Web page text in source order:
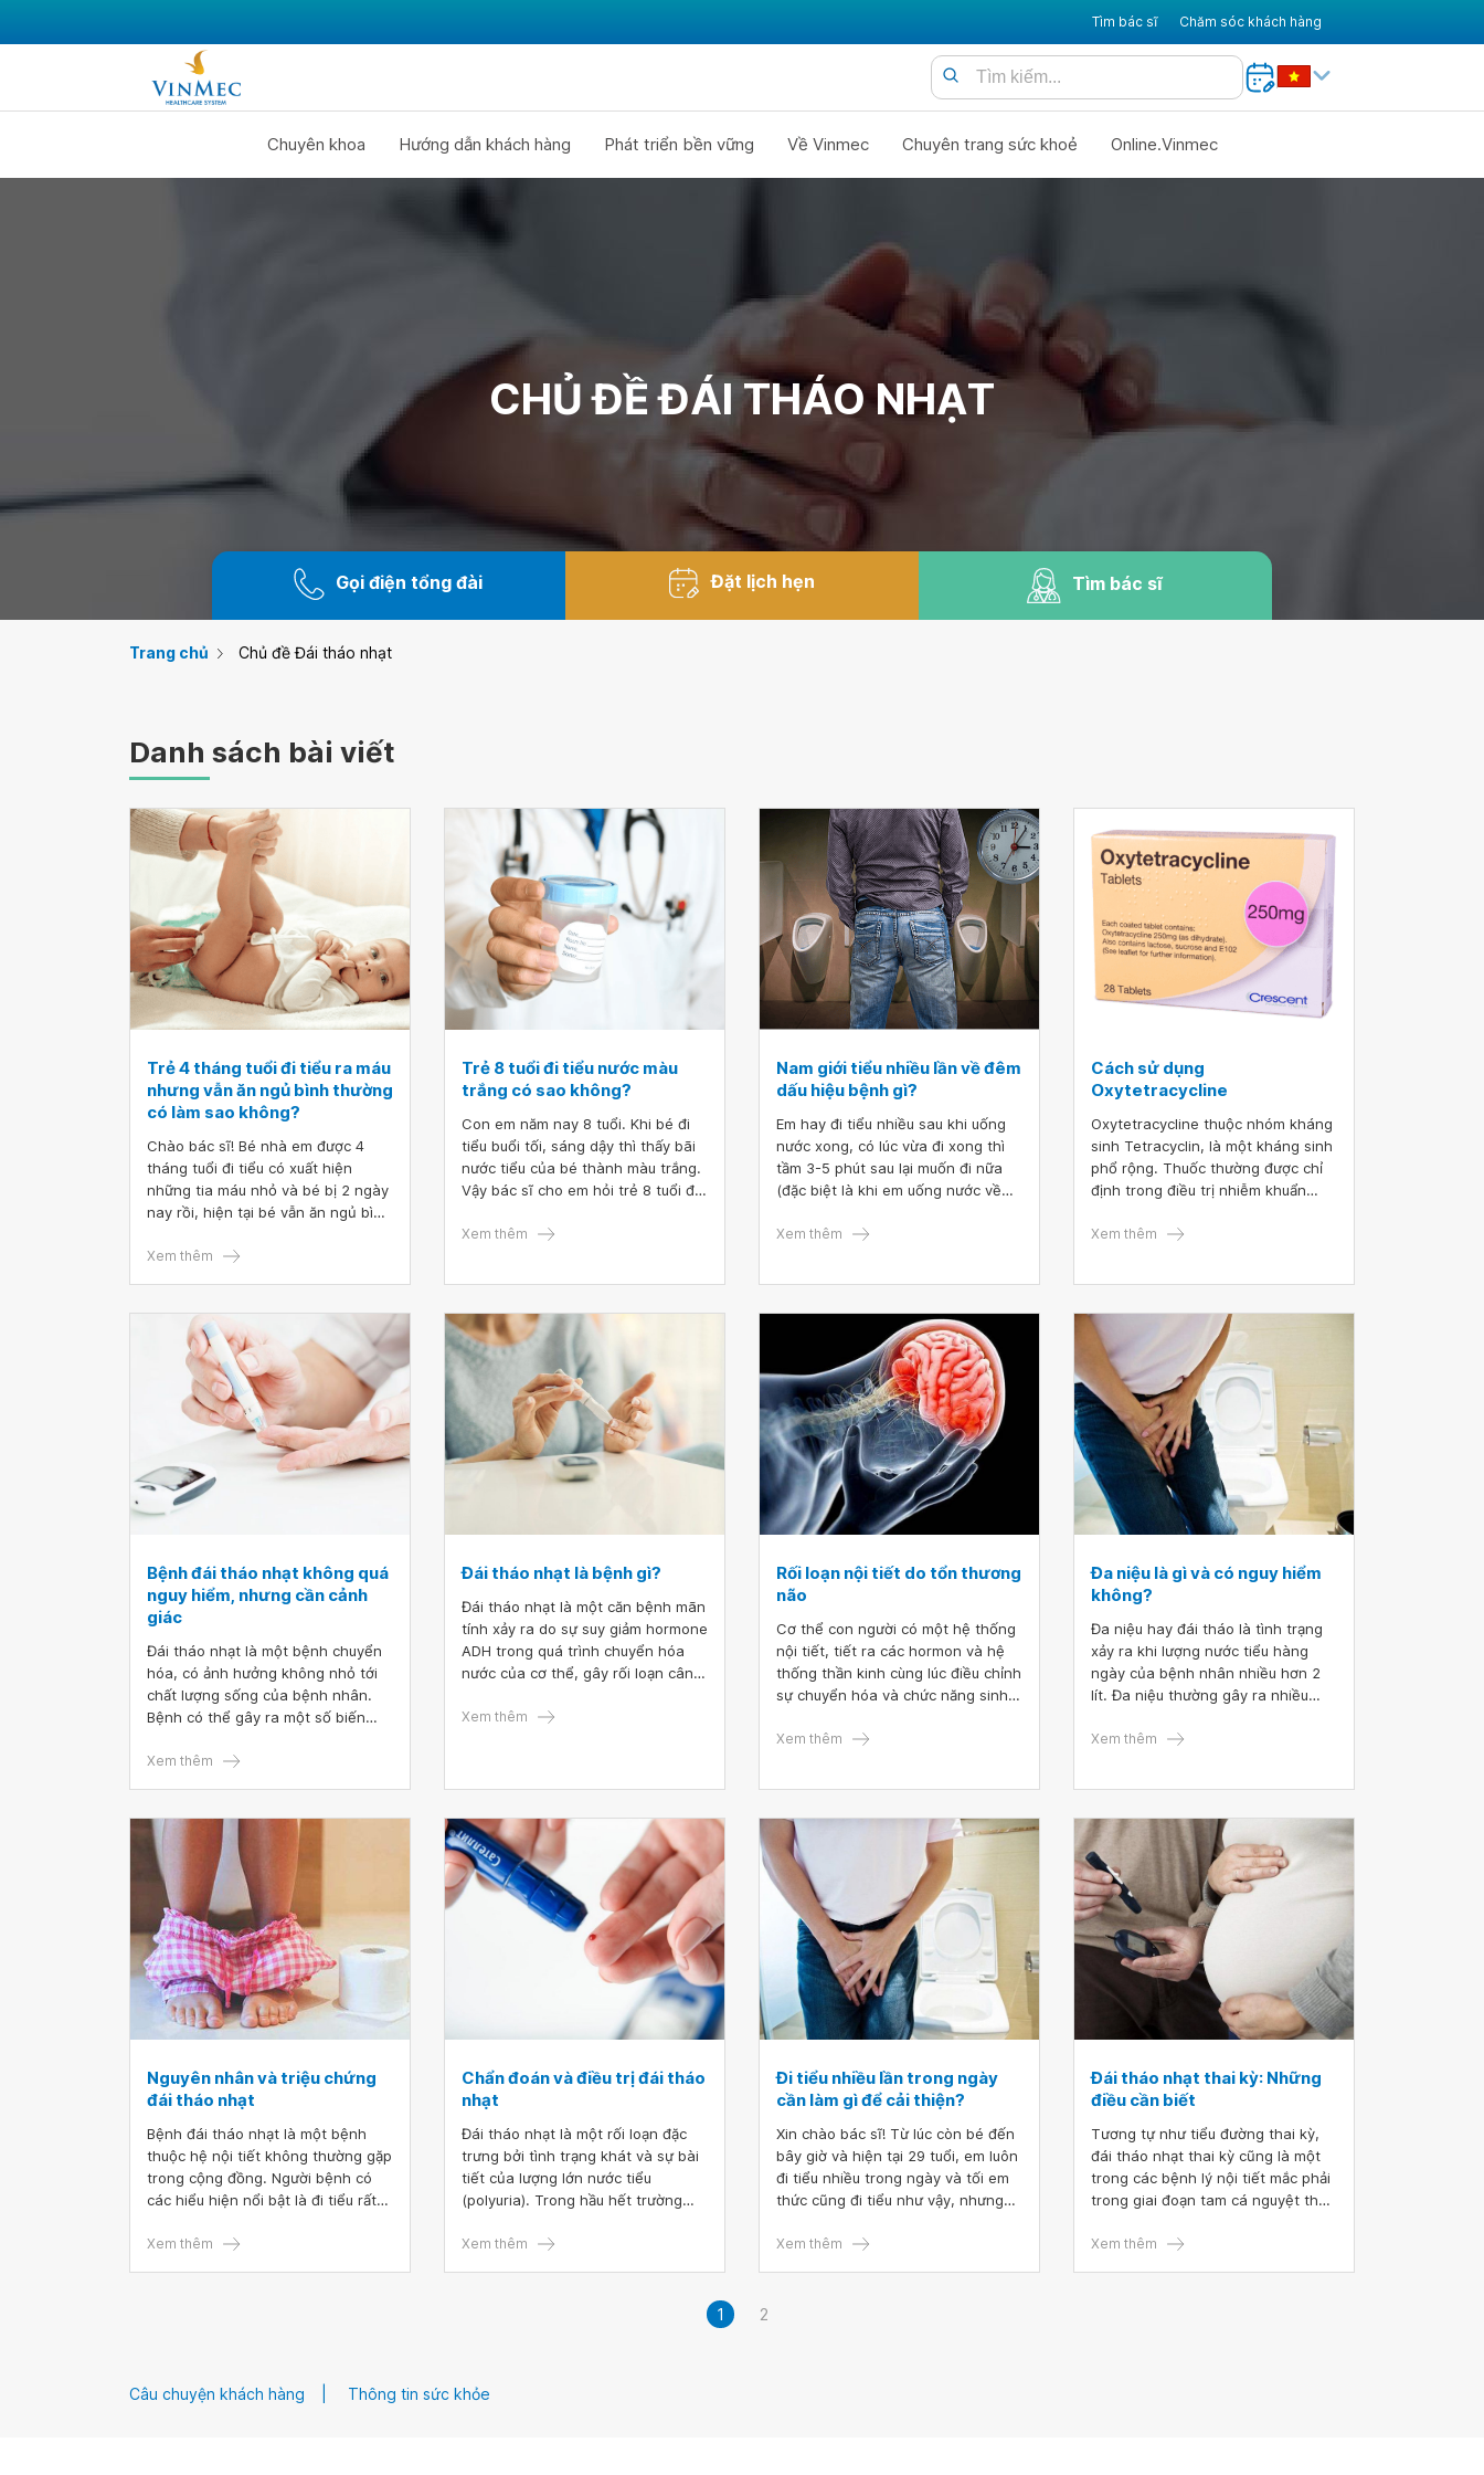
Tìm bác sĩ Chăm sóc khách hàng
Chuyên khoa Hướng dẫn khách hàng Phát triển bền vững Về Vinmec Chuyên trang sức khoẻ Online.Vinmec
CHỦ ĐỀ ĐÁI THÁO NHẠT
Gọi điện tổng đài Đặt lịch hẹn Tìm bác sĩ
Trang chủ Chủ đề Đái tháo nhạt
Danh sách bài viết
Trẻ 4 tháng tuổi đi tiểu ra máu
nhưng vẫn ăn ngủ bình thường
có làm sao không?
Chào bác sĩ! Bé nhà em được 4
tháng tuổi đi tiểu có xuất hiện
những tia máu nhỏ và bé bị 2 ngày
nay rồi, hiện tại bé vẫn ăn ngủ bình
4 tháng tuổi đi tiểu ra máu nhưng
đáp. Em xin chân thành cảm ơn!
Xem thêm
Trẻ 8 tuổi đi tiểu nước màu
trắng có sao không?
Con em năm nay 8 tuổi. Khi bé đi
tiểu buổi tối, sáng dậy thì thấy bãi
nước tiểu của bé thành màu trắng.
Vậy bác sĩ cho em hỏi trẻ 8 tuổi đi
Xem thêm
Nam giới tiểu nhiều lần về đêm
dấu hiệu bệnh gì?
Em hay đi tiểu nhiều sau khi uống
nước xong, có lúc vừa đi xong thì
tầm 3-5 phút sau lại muốn đi nữa
(đặc biệt là khi em uống nước về
Bác sĩ cho em hỏi nam giới tiểu
Xem thêm
Cách sử dụng
Oxytetracycline
Oxytetracycline thuộc nhóm kháng
sinh Tetracyclin, là một kháng sinh
phổ rộng. Thuốc thường được chỉ
định trong điều trị nhiễm khuẩn
xác định vi khuẩn còn nhạy cảm với
Xem thêm
Bệnh đái tháo nhạt không quá
nguy hiểm, nhưng cần cảnh
giác
Đái tháo nhạt là một bệnh chuyển
hóa, có ảnh hưởng không nhỏ tới
chất lượng sống của bệnh nhân.
Bệnh có thể gây ra một số biến
loạn co thắt ruột, co cơ... làm tăng
cần cảnh giác trước nguy cơ mắc
phải căn bệnh này.
Xem thêm
Đái tháo nhạt là bệnh gì?
Đái tháo nhạt là một căn bệnh mãn
tính xảy ra do sự suy giảm hormone
ADH trong quá trình chuyển hóa
nước của cơ thể, gây rối loạn cân
nhiều ảnh hưởng nghiêm trọng tới
Xem thêm
Rối loạn nội tiết do tổn thương
não
Cơ thể con người có một hệ thống
nội tiết, tiết ra các hormon và hệ
thống thần kinh cùng lúc điều chỉnh
sự chuyển hóa và chức năng sinh
thái bình thường, các hormon giữ
sự cân bằng sẽ dẫn đến sự rối loạn
nội tiết và gây ra một số biểu hiện
lâm sàng tương ứng. Và một trong
những nguyên nhân dẫn đến rối
loạn nội tiết là chấn thương sọ não.
Xem thêm
Đa niệu là gì và có nguy hiểm
không?
Đa niệu hay đái tháo là tình trạng
xảy ra khi lượng nước tiểu hàng
ngày của bệnh nhân nhiều hơn 2
lít. Đa niệu thường gây ra nhiều
và có thể là biểu hiện của bệnh lý
Xem thêm
Nguyên nhân và triệu chứng
đái tháo nhạt
Bệnh đái tháo nhạt là một bệnh
thuộc hệ nội tiết không thường gặp
trong cộng đồng. Người bệnh có
các hiểu hiện nổi bật là đi tiểu rất
phải uống nhiều nước. Các triệu
Xem thêm
Chẩn đoán và điều trị đái tháo
nhạt
Đái tháo nhạt là một rối loạn đặc
trưng bởi tình trạng khát và sự bài
tiết của lượng lớn nước tiểu
(polyuria). Trong hầu hết trường
cơ thể không sản xuất, lưu trữ hoặc
Xem thêm
Đi tiểu nhiều lần trong ngày
cần làm gì để cải thiện?
Xin chào bác sĩ! Từ lúc còn bé đến
bây giờ và hiện tại 29 tuổi, em luôn
đi tiểu nhiều trong ngày và tối em
thức cũng đi tiểu như vậy, nhưng
5-6 giờ sáng mới đi tiểu và mức độ
Xem thêm
Đái tháo nhạt thai kỳ: Những
điều cần biết
Tương tự như tiểu đường thai kỳ,
đái tháo nhạt thai kỳ cũng là một
trong các bệnh lý nội tiết mắc phải
trong giai đoạn tam cá nguyệt thứ
lệ hiếm gặp trong cộng đồng.
Xem thêm
1 2
Câu chuyện khách hàng Thông tin sức khỏe